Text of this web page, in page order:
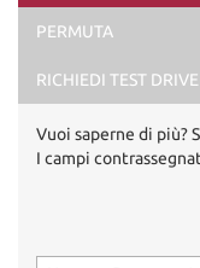
Ho letto e
Acconsento al
PERMUTA
RICHIEDI TEST DRIVE
Vuoi saperne di più?
I campi